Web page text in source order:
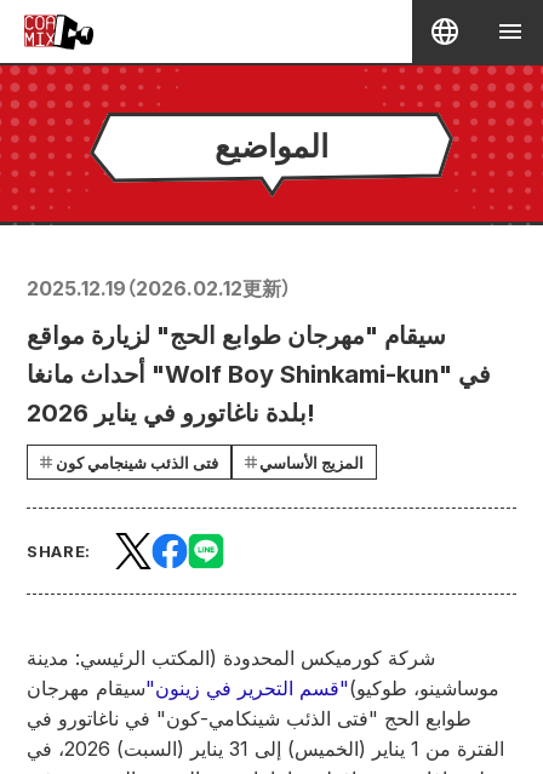
المواضيع
2025.12.19 （2026.02.12更新）
سيقام "مهرجان طوابع الحج" لزيارة مواقع
أحداث مانغا "Wolf Boy Shinkami-kun" في
بلدة ناغاتورو في يناير 2026!
فتى الذئب شينجامي كون المزيج الأساسي
SHARE:
شركة كورميكس المحدودة (المكتب الرئيسي: مدينة
موساشينو، طوكيو)"قسم التحرير في زينون"سيقام مهرجان
طوابع الحج "فتى الذئب شينكامي-كون" في ناغاتورو في
الفترة من 1 يناير (الخميس) إلى 31 يناير (السبت) 2026، في